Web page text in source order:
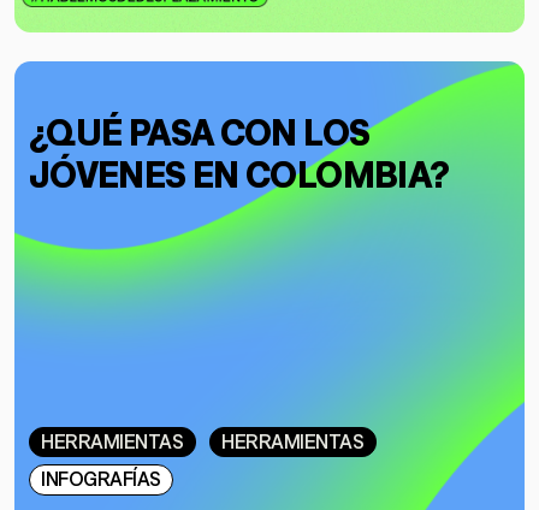
¿QUÉ PASA CON LOS
JÓVENES EN COLOMBIA?
HERRAMIENTAS
HERRAMIENTAS
INFOGRAFÍAS